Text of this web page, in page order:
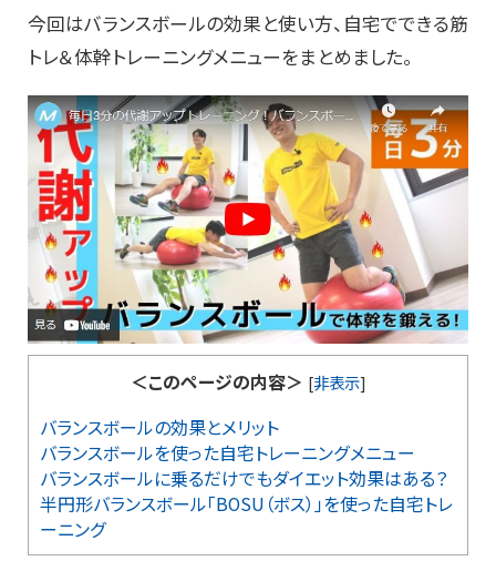
今回はバランスボールの効果と使い方、自宅でできる筋
トレ＆体幹トレーニングメニューをまとめました。
＜このページの内容＞ [非表示]
バランスボールの効果とメリット
バランスボールを使った自宅トレーニングメニュー
バランスボールに乗るだけでもダイエット効果はある？
半円形バランスボール「BOSU（ボス）」を使った自宅トレ
ーニング